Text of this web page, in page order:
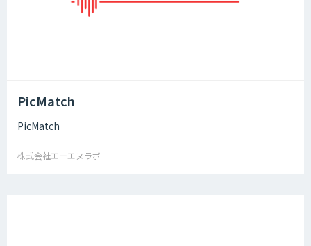
PicMatch
PicMatch
株式会社エーエヌラボ